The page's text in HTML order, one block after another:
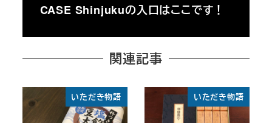
CASE Shinjukuの入口はここです！
関連記事
いただき物語 いただき物語